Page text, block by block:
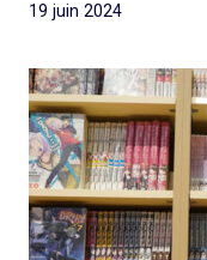
19 juin 2024